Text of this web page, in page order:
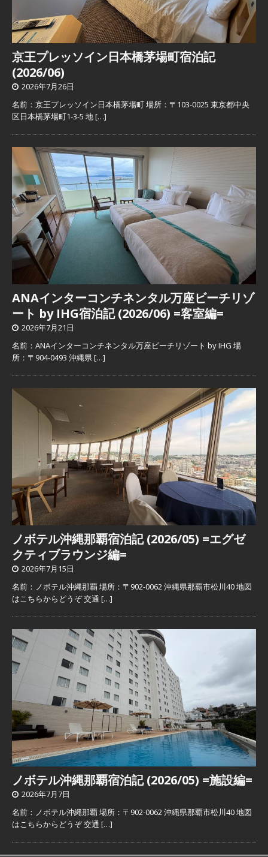
京王プレッソイン日本橋茅場町宿泊記
(2026/06)
2026年7月26日
名前：京王プレッソイン日本橋茅場町 場所：〒103-0025 東京都中央
区日本橋茅場町1-3-5 地[…]
ANAインターコンチネンタル万座ビーチリゾ
ート by IHG宿泊記 (2026/06) =客室編=
2026年7月21日
名前：ANAインターコンチネンタル万座ビーチリゾート by IHG 場
所：〒904-0493 沖縄県[…]
ノボテル沖縄那覇宿泊記 (2026/05) =エグゼ
クティブラウンジ編=
2026年7月15日
名前：ノボテル沖縄那覇 場所：〒902-0062 沖縄県那覇市松川40 地図
はこちらからどうぞ 交通 […]
ノボテル沖縄那覇宿泊記 (2026/05) =施設編=
2026年7月7日
名前：ノボテル沖縄那覇 場所：〒902-0062 沖縄県那覇市松川40 地図
はこちらからどうぞ 交通 […]